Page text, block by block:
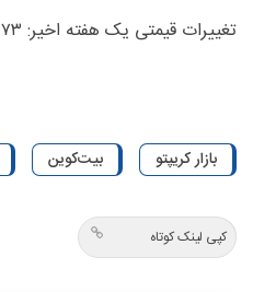
تغییرات قیمتی یک هفته اخیر: ۲.۷۳ درصد افزایش
بازار کریپتو بیت‌کوین
کپی لینک کوتاه